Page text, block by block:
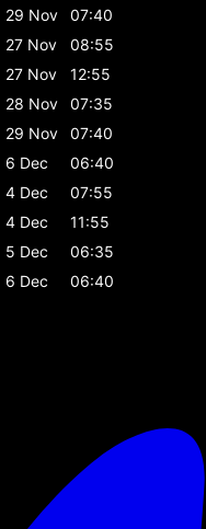
29 Nov
07:40
27 Nov
08:55
27 Nov
12:55
28 Nov
07:35
29 Nov
07:40
6 Dec
06:40
4 Dec
07:55
4 Dec
11:55
5 Dec
06:35
6 Dec
06:40